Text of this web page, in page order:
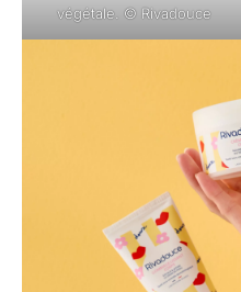
végétale. © Rivadouce